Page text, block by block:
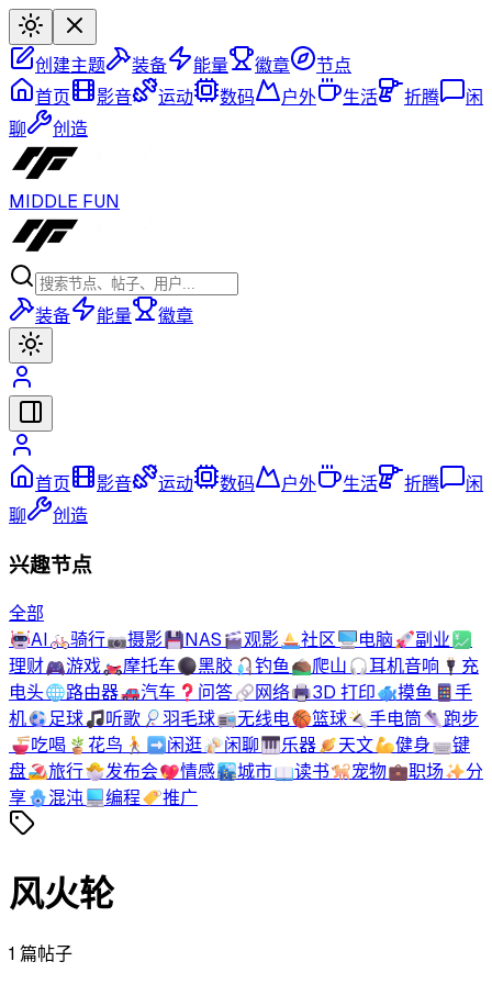
创建主题 装备 能量 徽章
节点
首页
影音 运动 数码 户外 生活 折腾
闲
聊
创造
MIDDLE FUN
装备 能量 徽章
首页 影音 运动 数码 户外 生活 折腾
闲
聊
创造
兴趣节点
全部
🤖AI🚲骑行📷摄影💾NAS🎬观影⛵社区🖥️电脑🚀副业💹
理财🎮游戏🏍️摩托车⚫黑胶 🎣钓鱼⛰️爬山🎧耳机音响 🔌 充
电头🌐路由器🚗汽车 ❓ 问答🔗网络🖨️3D 打印🐟摸鱼 📱手
机⚽足球🎵听歌 🏸羽毛球📻无线电🏀篮球🔦手电筒👟跑步
🍜吃喝 🪴 花鸟 🚶‍➡️闲逛🍻闲聊🎹乐器🪐天文💪健身⌨️键
盘🏖️旅行🐣发布会💖情感🏙️城市📖读书🐕宠物💼职场✨分
享🪬混沌💻编程🏷️推广
风火轮
1 篇帖子